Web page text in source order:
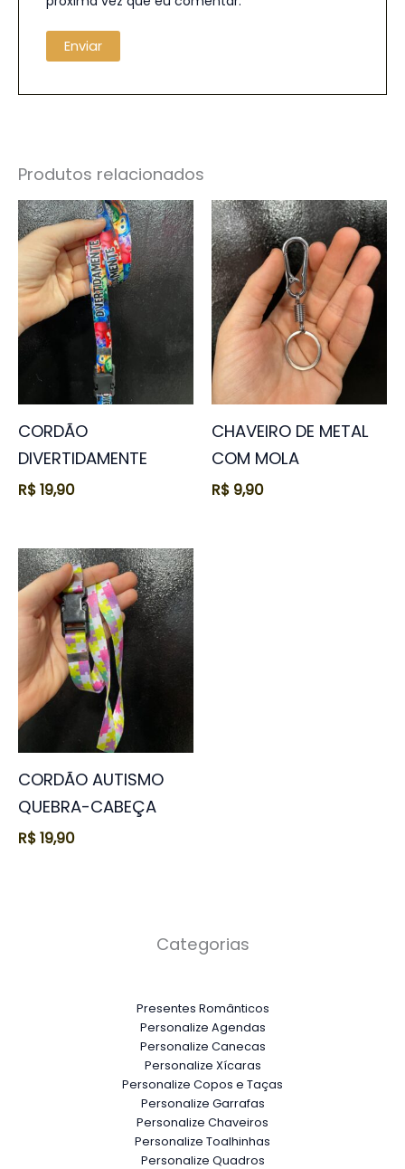
Produtos relacionados
CORDÃO
DIVERTIDAMENTE
R$19,90
CHAVEIRO DE METAL
COM MOLA
R$ 9,90
CORDÃO AUTISMO
QUEBRA-CABEÇA
R$19,90
Categorias
Presentes Românticos
Personalize Agendas
Personalize Canecas
Personalize Xícaras
Personalize Copos e Taças
Personalize Garrafas
Personalize Chaveiros
Personalize Toalhinhas
Personalize Quadros